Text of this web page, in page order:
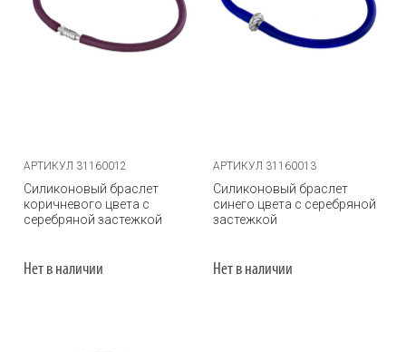
АРТИКУЛ 31160012
Силиконовый браслет
коричневого цвета с
серебряной застежкой
Нет в наличии
АРТИКУЛ 31160013
Силиконовый браслет
синего цвета с серебряной
застежкой
Нет в наличии